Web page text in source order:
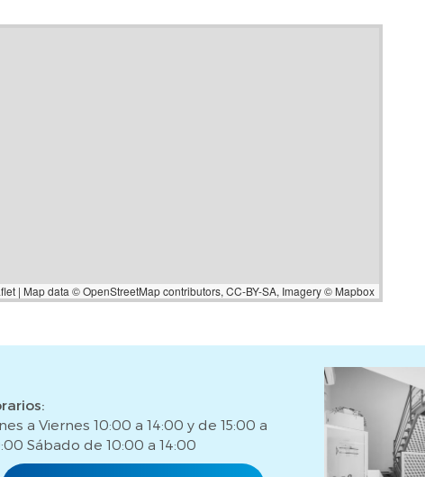
no incluye
notariales o
| Map data ©OpenStreetMapcontributors, CC-BY-SA, Imagery © Mapbox
a Viernes 10:00 a 14:00 y de 15:00 a
Sábado de 10:00 a 14:00